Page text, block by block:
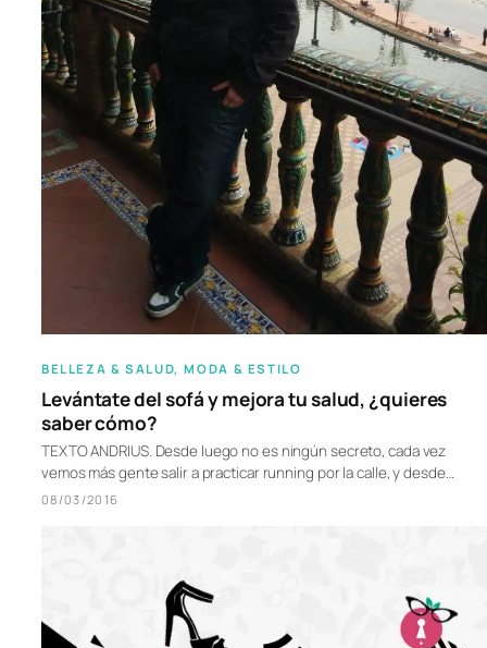
BELLEZA & SALUD, MODA & ESTILO
Levántate del sofá y mejora tu salud, ¿quieres
saber cómo?
TEXTO ANDRIUS. Desde luego no es ningún secreto, cada vez
vemos más gente salir a practicar running por la calle, y desde…
08/03/2016